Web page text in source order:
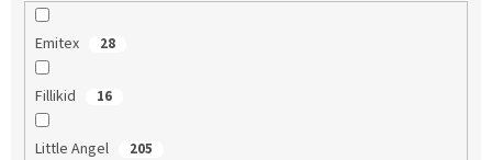
Emitex 28
Fillikid 16
Little Angel 205